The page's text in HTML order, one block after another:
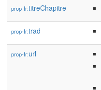
prop-fr:titreChapitre
prop-fr:trad
prop-fr:url